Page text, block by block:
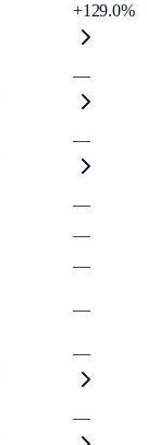
+129.0%
—
—
—
—
—
—
—
—